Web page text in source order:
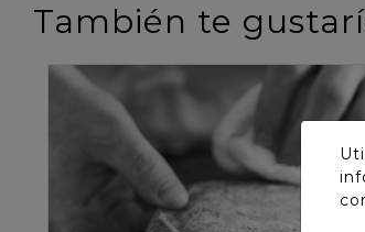
También te